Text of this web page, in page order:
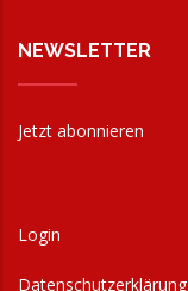
NEWSLETTER
Jetzt abonnieren
Login
Datenschutzerklärung